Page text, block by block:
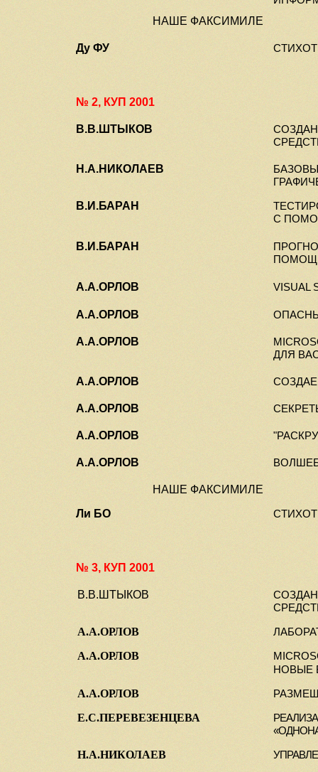
НАШЕ ФАКСИМИЛЕ
Ду ФУ
№ 2, КУП 2001
В.В.ШТЫКОВ
Н.А.НИКОЛАЕВ
В.И.БАРАН
С
В.И.БАРАН
А.А.ОРЛОВ VISUAL
А.А.ОРЛОВ
А.А.ОРЛОВ
ДЛЯ
А.А.ОРЛОВ
А.А.ОРЛОВ
А.А.ОРЛОВ
А.А.ОРЛОВ
НАШЕ ФАКСИМИЛЕ
Ли БО
№ 3, КУП 2001
В.В.ШТЫКОВ
А.А.ОРЛОВ
А.А.ОРЛОВ
НОВЫЕ
А.А.ОРЛОВ
Е.С.ПЕРЕВЕЗЕНЦЕВА
Н.А.НИКОЛАЕВ